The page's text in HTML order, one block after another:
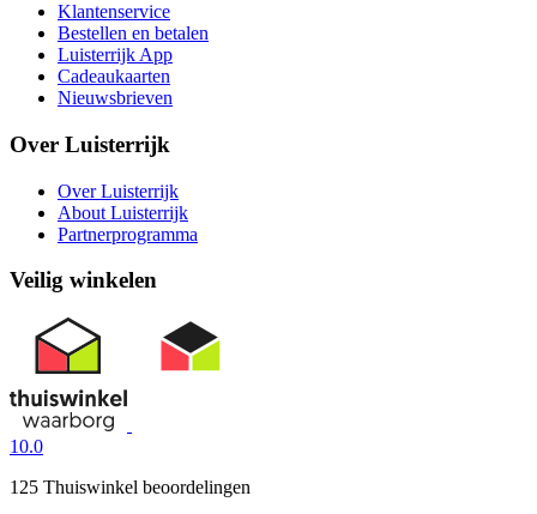
Klantenservice
Bestellen en betalen
Luisterrijk App
Cadeaukaarten
Nieuwsbrieven
Over Luisterrijk
Over Luisterrijk
About Luisterrijk
Partnerprogramma
Veilig winkelen
10.0
125 Thuiswinkel beoordelingen